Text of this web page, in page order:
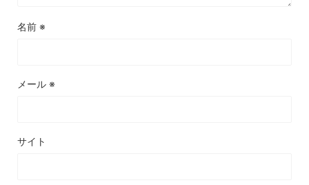
名前 ※
メール ※
サイト